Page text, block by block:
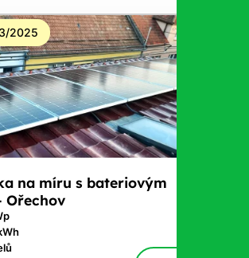
2025
na míru s bateriovým
Ořechov